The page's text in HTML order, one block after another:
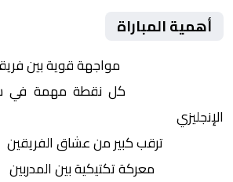
أهمية المباراة
مواجهة قوية بين
كل نقطة مهمة في
الإنجليزي
ترقب كبير من عشاق الفريقين
معركة تكتيكية بين المدربين